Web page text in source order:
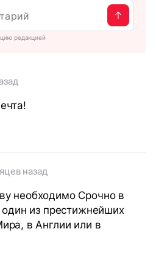
редакцией
назад
необходимо Срочно в
один из престижнейших
в Англии или в